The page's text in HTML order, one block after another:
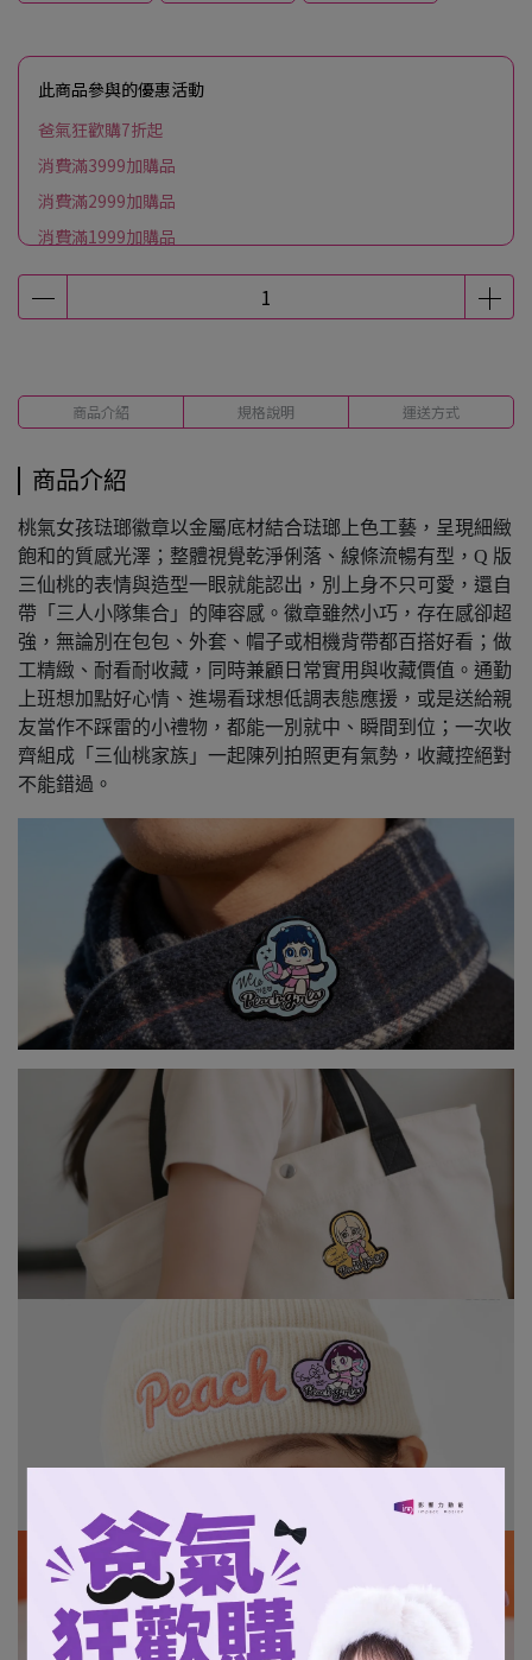
此商品參與的優惠活動
爸氣狂歡購7折起
消費滿3999加購品
消費滿2999加購品
消費滿1999加購品
商品介紹 規格說明 運送方式
商品介紹
桃氣女孩琺瑯徽章以金屬底材結合琺瑯上色工藝，呈現細緻
飽和的質感光澤；整體視覺乾淨俐落、線條流暢有型，Q 版
三仙桃的表情與造型一眼就能認出，別上身不只可愛，還自
帶「三人小隊集合」的陣容感。徽章雖然小巧，存在感卻超
強，無論別在包包、外套、帽子或相機背帶都百搭好看；做
工精緻、耐看耐收藏，同時兼顧日常實用與收藏價值。通勤
上班想加點好心情、進場看球想低調表態應援，或是送給親
友當作不踩雷的小禮物，都能一別就中、瞬間到位；一次收
齊組成「三仙桃家族」一起陳列拍照更有氣勢，收藏控絕對
不能錯過。